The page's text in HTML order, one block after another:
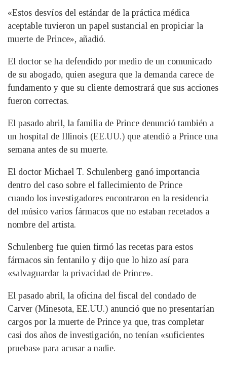
«Estos desvíos del estándar de la práctica médica
aceptable tuvieron un papel sustancial en propiciar la
muerte de Prince», añadió.
El doctor se ha defendido por medio de un comunicado
de su abogado, quien asegura que la demanda carece de
fundamento y que su cliente demostrará que sus acciones
fueron correctas.
El pasado abril, la familia de Prince denunció también a
un hospital de Illinois (EE.UU.) que atendió a Prince una
semana antes de su muerte.
El doctor Michael T. Schulenberg ganó importancia
dentro del caso sobre el fallecimiento de Prince
cuando los investigadores encontraron en la residencia
del músico varios fármacos que no estaban recetados a
nombre del artista.
Schulenberg fue quien firmó las recetas para estos
fármacos sin fentanilo y dijo que lo hizo así para
«salvaguardar la privacidad de Prince».
El pasado abril, la oficina del fiscal del condado de
Carver (Minesota, EE.UU.) anunció que no presentarían
cargos por la muerte de Prince ya que, tras completar
casi dos años de investigación, no tenían «suficientes
pruebas» para acusar a nadie.